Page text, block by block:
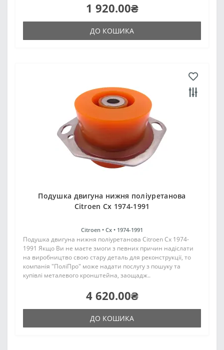
1 920.00₴
ДО КОШИКА
Подушка двигуна нижня поліуретанова
Citroen Cx 1974-1991
Citroen • Cx • 1974-1991
Подушка двигуна нижня поліуретанова Citroen Cx 1974-
1991 Якщо Ви не маєте змоги з певних причин надіслати
на виробництво свою стару деталь для реконструкції, то
компанія "ПоліПро" може надати послугу з пошуку та
купівлі металевого кронштейна, заощадж..
4 620.00₴
ДО КОШИКА